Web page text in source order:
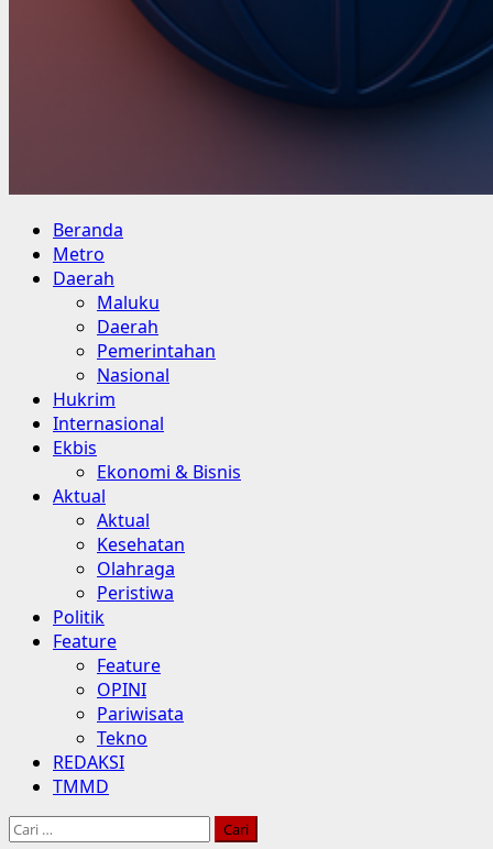
Primary
Menu
Beranda
Metro
Daerah
Maluku
Daerah
Pemerintahan
Nasional
Hukrim
Internasional
Ekbis
Ekonomi & Bisnis
Aktual
Aktual
Kesehatan
Olahraga
Peristiwa
Politik
Feature
Feature
OPINI
Pariwisata
Tekno
REDAKSI
TMMD
Cari